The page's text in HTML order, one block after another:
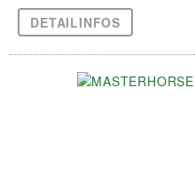
DETAILINFOS